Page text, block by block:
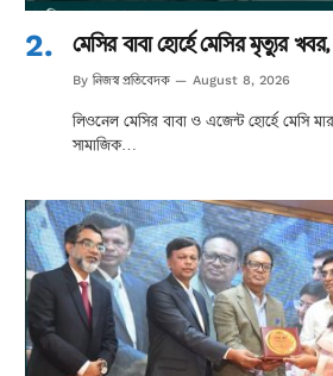
মেসির বাবা হোর্হে মেসির মৃত্যুর
By নিজস্ব প্রতিবেদক August 8, 2026
লিওনেল মেসির বাবা ও এজেন্ট হোর্হে মেসি
সামাজিক…